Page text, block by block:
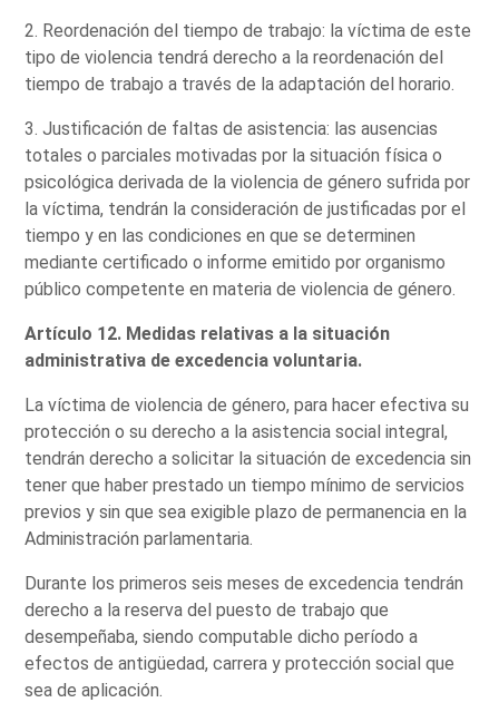
2. Reordenación del tiempo de trabajo: la víctima de este
tipo de violencia tendrá derecho a la reordenación del
tiempo de trabajo a través de la adaptación del horario.
3. Justificación de faltas de asistencia: las ausencias
totales o parciales motivadas por la situación física o
psicológica derivada de la violencia de género sufrida por
la víctima, tendrán la consideración de justificadas por el
tiempo y en las condiciones en que se determinen
mediante certificado o informe emitido por organismo
público competente en materia de violencia de género.
Artículo 12. Medidas relativas a la situación
administrativa de excedencia voluntaria.
La víctima de violencia de género, para hacer efectiva su
protección o su derecho a la asistencia social integral,
tendrán derecho a solicitar la situación de excedencia sin
tener que haber prestado un tiempo mínimo de servicios
previos y sin que sea exigible plazo de permanencia en la
Administración parlamentaria.
Durante los primeros seis meses de excedencia tendrán
derecho a la reserva del puesto de trabajo que
desempeñaba, siendo computable dicho período a
efectos de antigüedad, carrera y protección social que
sea de aplicación.